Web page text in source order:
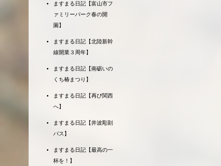
ますまる日記【富山市フ
ァミリーパーク春の開
園】
ますまる日記【北陸新幹
線開業３周年】
ますまる日記【南砺いの
くち椿まつり】
ますまる日記【再び関西
へ】
ますまる日記【井波彫刻
バス】
ますまる日記【最高の一
杯を！】